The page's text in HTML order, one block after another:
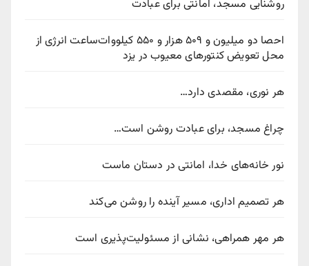
روشنایی مسجد، امانتی برای عبادت
احصا دو میلیون و ۵۰۹ هزار و ۵۵۰ کیلووات‌ساعت انرژی از
محل تعویض کنتورهای معیوب در یزد
هر نوری، مقصدی دارد…
چراغ مسجد، برای عبادت روشن است…
نور خانه‌های خدا، امانتی در دستان ماست
هر تصمیم اداری، مسیر آینده را روشن می‌کند
هر مهر همراهی، نشانی از مسئولیت‌پذیری است